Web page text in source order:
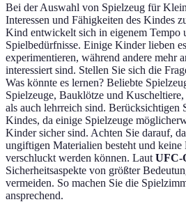
Bei der Auswahl von Spielzeug für
Interessen und Fähigkeiten des Kindes
Kind entwickelt sich in eigenem Tempo
Spielbedürfnisse. Einige Kinder lieben
experimentieren, während andere mehr
interessiert sind. Stellen Sie sich die
Was könnte es lernen? Beliebte
Spielzeuge, Bauklötze und
als auch lehrreich sind. Berücksichtigen
Kindes, da einige Spielzeuge
Kinder sicher sind. Achten Sie darauf,
ungiftigen Materialien besteht und
verschluckt werden können. Laut UFC-
Sicherheitsaspekte von größter
vermeiden. So machen Sie die
ansprechend.